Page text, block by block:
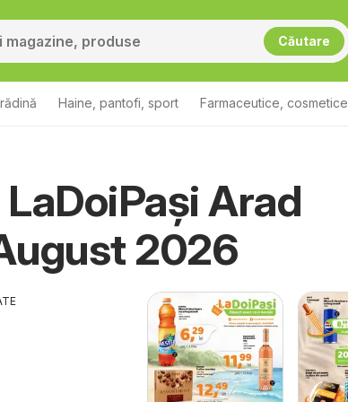
Căutare
Haine, pantofi, sport Farmaceutice, cosmetice
Arad
2026